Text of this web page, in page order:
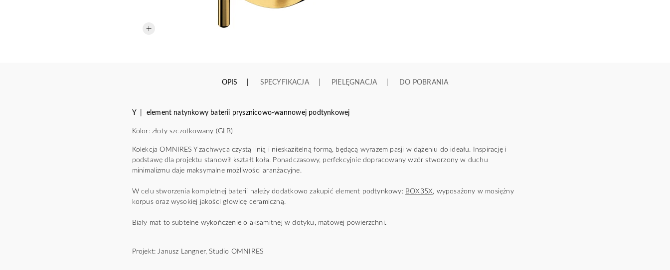
OPIS SPECYFIKACJA PIELĘGNACJA DO POBRANIA
Y | element natynkowy baterii prysznicowo-wannowej podtynkowej
Kolor: złoty szczotkowany (GLB)
Kolekcja OMNIRES Y zachwyca czystą linią i nieskazitelną formą, będącą wyrazem pasji w dążeniu do ideału. Inspirację i
podstawę dla projektu stanowił kształt koła. Ponadczasowy, perfekcyjnie dopracowany wzór stworzony w duchu
minimalizmu daje maksymalne możliwości aranżacyjne.
W celu stworzenia kompletnej baterii należy dodatkowo zakupić element podtynkowy: BOX35X, wyposażony w mosiężny
korpus oraz wysokiej jakości głowicę ceramiczną.
Biały mat to subtelne wykończenie o aksamitnej w dotyku, matowej powierzchni.
Projekt: Janusz Langner, Studio OMNIRES